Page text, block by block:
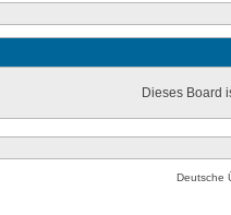
Dieses Board
Deutsche